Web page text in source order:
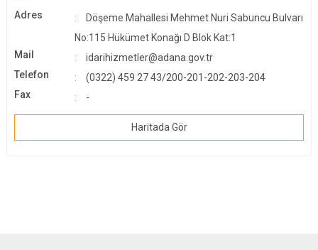
Adres
Döşeme Mahallesi Mehmet Nuri Sabuncu Bulvarı
No:115 Hükümet Konağı D Blok Kat:1
Mail
idarihizmetler@adana.gov.tr
Telefon
(0322) 459 27 43/200-201-202-203-204
Fax
-
Haritada Gör